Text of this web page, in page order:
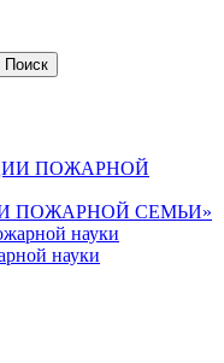
ПОЖАРНОЙ СЕМЬИ»
науки